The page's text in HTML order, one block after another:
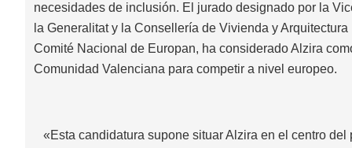
necesidades de inclusión. El jurado designado por la
la Generalitat y la Consellería de Vivienda y
Comité Nacional de Europan, ha considerado Alzira
Comunidad Valenciana para competir a nivel europeo.
«Esta candidatura supone situar Alzira en el centro del